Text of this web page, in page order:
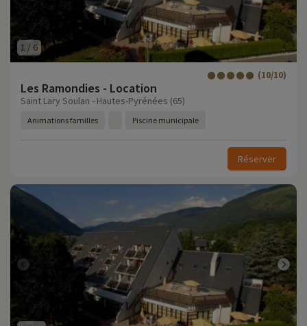
1 / 6
Les Ramondies - Location
(10/10)
Saint Lary Soulan - Hautes-Pyrénées (65)
Animations familles Piscine municipale
Réserver